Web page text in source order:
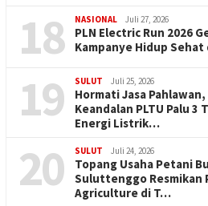
18 NASIONAL Juli 27, 2026
PLN Electric Run 2026
Kampanye Hidup
19 SULUT Juli 25, 2026
Hormati Jasa
Keandalan PLTU Palu 3
Energi Listrik…
20 SULUT Juli 24, 2026
Topang Usaha Petani
Suluttenggo Resmikan
Agriculture di T…